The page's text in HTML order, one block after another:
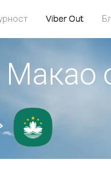
Viber Out
Макао